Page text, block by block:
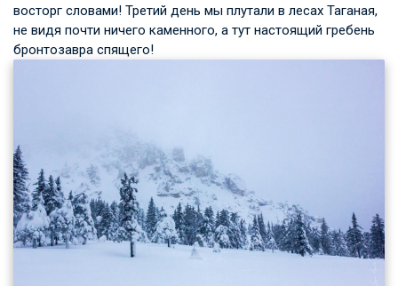
восторг словами! Третий день мы плутали в лесах Таганая,
не видя почти ничего каменного, а тут настоящий гребень
бронтозавра спящего!